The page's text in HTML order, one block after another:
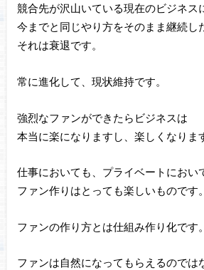
競合先が沢山いている現在のビジネス
今までと同じやり方をそのまま継続し
それは衰退です。
常に進化して、現状維持です。
強烈なファンができたらビジネスは
本当に楽になりますし、楽しくなりま
仕事においても、プライベートにおい
ファン作りはとっても楽しいものです。
ファンの作り方とは仕組み作り化です。
ファンは自然になってもらえるのでは